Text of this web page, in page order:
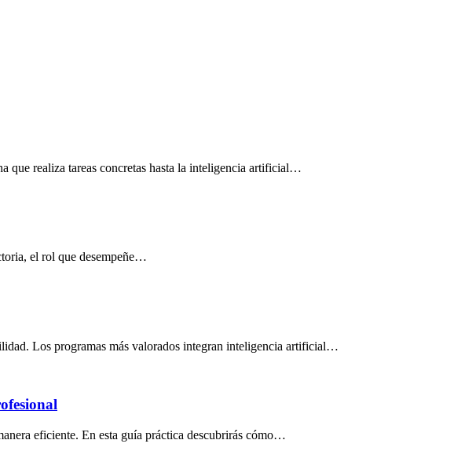
que realiza tareas concretas hasta la inteligencia artificial…
el rol que desempeñe…
Los programas más valorados integran inteligencia artificial…
eficiente. En esta guía práctica descubrirás cómo…